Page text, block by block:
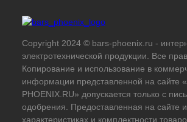
Copyright 2024 © bars-phoenix.ru -
электротехнической продукции. Все
Копирование и использование в
информации представленной на сайте
PHOENIX.RU» допускается только с
одобрения. Предоставленная на сайте
характеристиках и комплектности